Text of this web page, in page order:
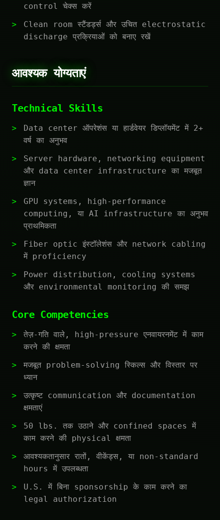
control चेक्स करें
Clean room स्टैंडर्ड्स और उचित electrostatic
discharge प्रक्रियाओं को बनाए रखें
आवश्यक योग्यताएं
Technical Skills
Data center ऑपरेशंस या हार्डवेयर डिप्लॉयमेंट में 2+
वर्ष का अनुभव
Server hardware, networking equipment
और data center infrastructure का मजबूत
ज्ञान
GPU systems, high-performance
computing, या AI infrastructure का अनुभव
प्राथमिकता
Fiber optic इंस्टॉलेशंस और network cabling
में proficiency
Power distribution, cooling systems
और environmental monitoring की समझ
Core Competencies
तेज़-गति वाले, high-pressure एनवायरनमेंट में काम
करने की क्षमता
मजबूत problem-solving स्किल्स और विस्तार पर
ध्यान
उत्कृष्ट communication और documentation
क्षमताएं
50 lbs. तक उठाने और confined spaces में
काम करने की physical क्षमता
आवश्यकतानुसार रातों, वीकेंड्स, या non-standard
hours में उपलब्धता
U.S. में बिना sponsorship के काम करने का
legal authorization